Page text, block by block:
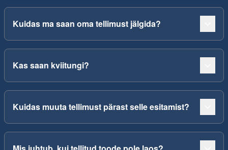
Kuidas ma saan oma tellimust jälgida?
Kas saan kviitungi?
Kuidas muuta tellimust pärast selle esitamist?